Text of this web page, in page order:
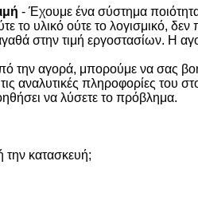
- Έχουμε ένα σύστημα
το υλικό ούτε το λογισμικό,
στην τιμή εργοστασίων. Η
την αγορά, μπορούμε να σας
αναλυτικές πληροφορίες του
να λύσετε το πρόβλημα.
την κατασκευή;